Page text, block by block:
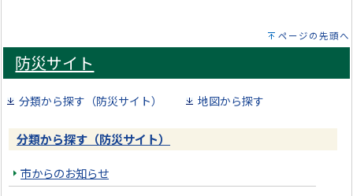
ページの先頭へ
防災サイト
分類から探す（防災サイト） 地図から探す
分類から探す（防災サイト）
市からのお知らせ